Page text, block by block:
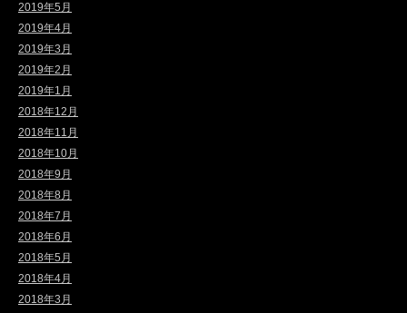
2019年5月
2019年4月
2019年3月
2019年2月
2019年1月
2018年12月
2018年11月
2018年10月
2018年9月
2018年8月
2018年7月
2018年6月
2018年5月
2018年4月
2018年3月